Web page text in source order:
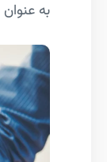
به عنوان